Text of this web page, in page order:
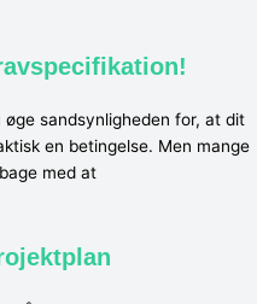
sandsynligheden for, at dit
en betingelse. Men mange
med at